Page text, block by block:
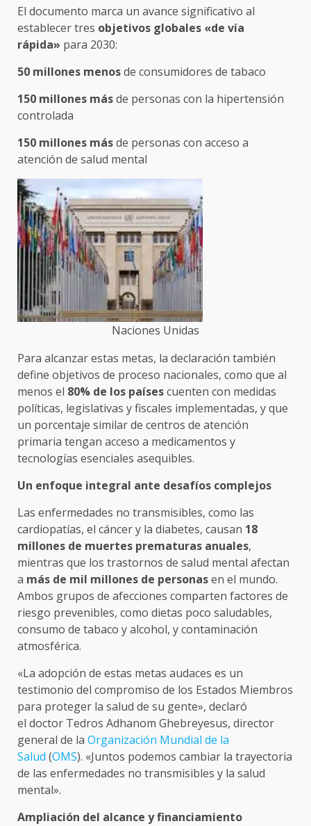
El documento marca un avance significativo al
establecer tres objetivos globales «de vía
rápida» para 2030:
50 millones menosde consumidores de tabaco
150 millones másde personas con la hipertensión
controlada
150 millones másde personas con acceso a
atención de salud mental
Naciones Unidas
Para alcanzar estas metas, la declaración también
define objetivos de proceso nacionales, como que al
menos el 80% de los paísescuenten con medidas
políticas, legislativas y fiscales implementadas, y que
un porcentaje similar de centros de atención
primaria tengan acceso a medicamentos y
tecnologías esenciales asequibles.
Un enfoque integral ante desafíos complejos
Las enfermedades no transmisibles, como las
cardiopatías, el cáncer y la diabetes, causan 18
millones de muertes prematuras anuales,
mientras que los trastornos de salud mental afectan
a más de mil millones de personasen el mundo.
Ambos grupos de afecciones comparten factores de
riesgo prevenibles, como dietas poco saludables,
consumo de tabaco y alcohol, y contaminación
atmosférica.
«La adopción de estas metas audaces es un
testimonio del compromiso de los Estados Miembros
para proteger la salud de su gente», declaró
el doctor Tedros Adhanom Ghebreyesus, director
general de la Organización Mundial de la
Salud (OMS). «Juntos podemos cambiar la trayectoria
de las enfermedades no transmisibles y la salud
mental».
Ampliación del alcance y financiamiento